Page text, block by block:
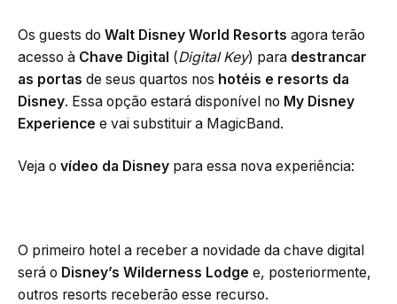
Os guests do Walt Disney World Resorts agora terão
acesso à Chave Digital (Digital Key) para destrancar
as portas de seus quartos nos hotéis e resorts da
Disney. Essa opção estará disponível no My Disney
Experience e vai substituir a MagicBand.
Veja o vídeo da Disney para essa nova experiência:
O primeiro hotel a receber a novidade da chave digital
será o Disney’s Wilderness Lodge e, posteriormente,
outros resorts receberão esse recurso.